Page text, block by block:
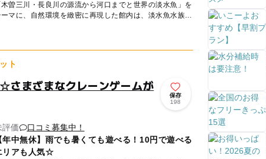
木曽三川・長良川の源流から河口までと世界の淡水魚」を
ーマに、自然環境を緻密に再現した館内は、淡水魚水族館
ト
さまざまなクレーンゲームが
保存
198
評価
口コミ募集中！
年中無休】雨でも暑くても遊べる！10円で遊べる
リアも人気☆